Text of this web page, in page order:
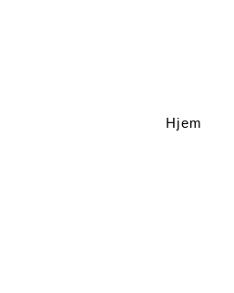
Hjem